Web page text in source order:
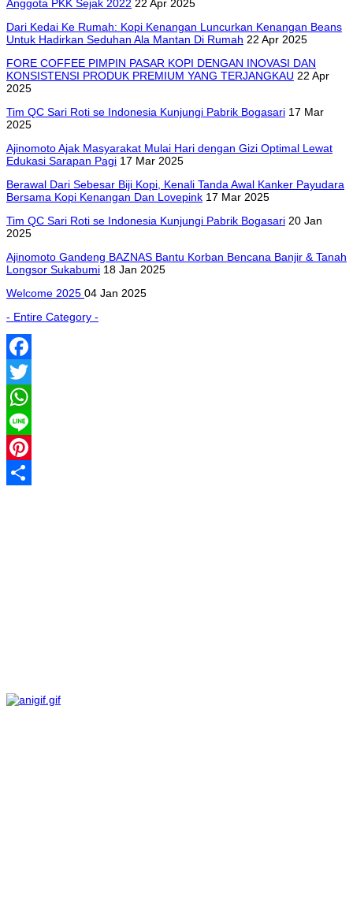
Anggota PKK Sejak 2022 22 Apr 2025
Dari Kedai Ke Rumah: Kopi Kenangan Luncurkan Kenangan Beans
Untuk Hadirkan Seduhan Ala Mantan Di Rumah 22 Apr 2025
FORE COFFEE PIMPIN PASAR KOPI DENGAN INOVASI DAN
KONSISTENSI PRODUK PREMIUM YANG TERJANGKAU 22 Apr
2025
Tim QC Sari Roti se Indonesia Kunjungi Pabrik Bogasari 17 Mar
2025
Ajinomoto Ajak Masyarakat Mulai Hari dengan Gizi Optimal Lewat
Edukasi Sarapan Pagi 17 Mar 2025
Berawal Dari Sebesar Biji Kopi, Kenali Tanda Awal Kanker Payudara
Bersama Kopi Kenangan Dan Lovepink 17 Mar 2025
Tim QC Sari Roti se Indonesia Kunjungi Pabrik Bogasari 20 Jan
2025
Ajinomoto Gandeng BAZNAS Bantu Korban Bencana Banjir & Tanah
Longsor Sukabumi 18 Jan 2025
Welcome 2025 04 Jan 2025
- Entire Category -
Facebook
Twitter
WhatsApp
Line
Pinterest